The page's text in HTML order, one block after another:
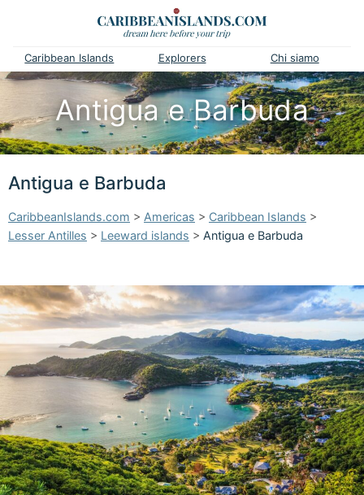
Caribbean Islands Explorers Chi siamo
Antigua e Barbuda
Antigua e Barbuda
CaribbeanIslands.com > Americas > Caribbean Islands >
Lesser Antilles > Leeward islands > Antigua e Barbuda